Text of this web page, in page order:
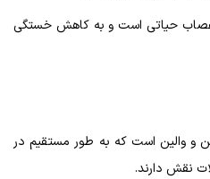
حیاتی است و به کاهش خستگی
و والین است که به طور مستقیم در
نقش دارند.